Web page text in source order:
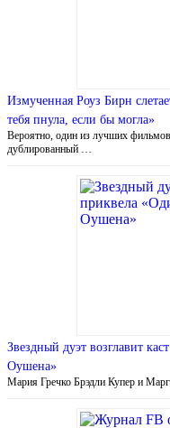
Измученная Роуз Бирн
тебя пнула, если бы могла»
Вероятно, один из лучших
дублированный …
Звездный дуэт возглавит
Оушена»
Мария Гречко Брэдли Купер и